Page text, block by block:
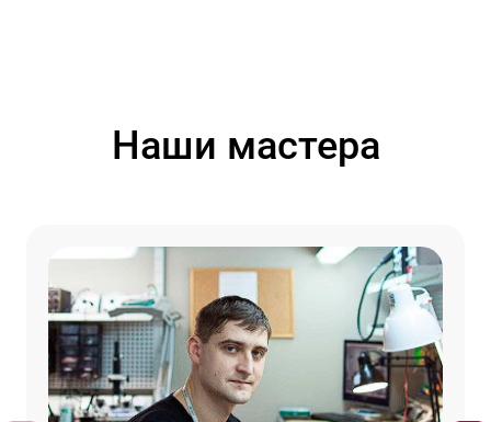
Наши мастера